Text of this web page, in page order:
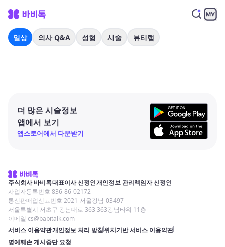
일상 의사 Q&A 성형 시술 뷰티랩
더 많은 시술정보
앱에서 보기
앱스토어에서 다운받기
주식회사 바비톡대표이사 신정인개인정보 관리책임자 신정인
사업자등록번호 836-86-02172
통신판매업신고번호 2021-서울강남-03497
서울특별시 서초구 강남대로 363 363강남타워 11층
이메일 cs@babitalk.com
서비스 이용약관개인정보 처리 방침위치기반 서비스 이용약관
명예훼손 게시중단 요청